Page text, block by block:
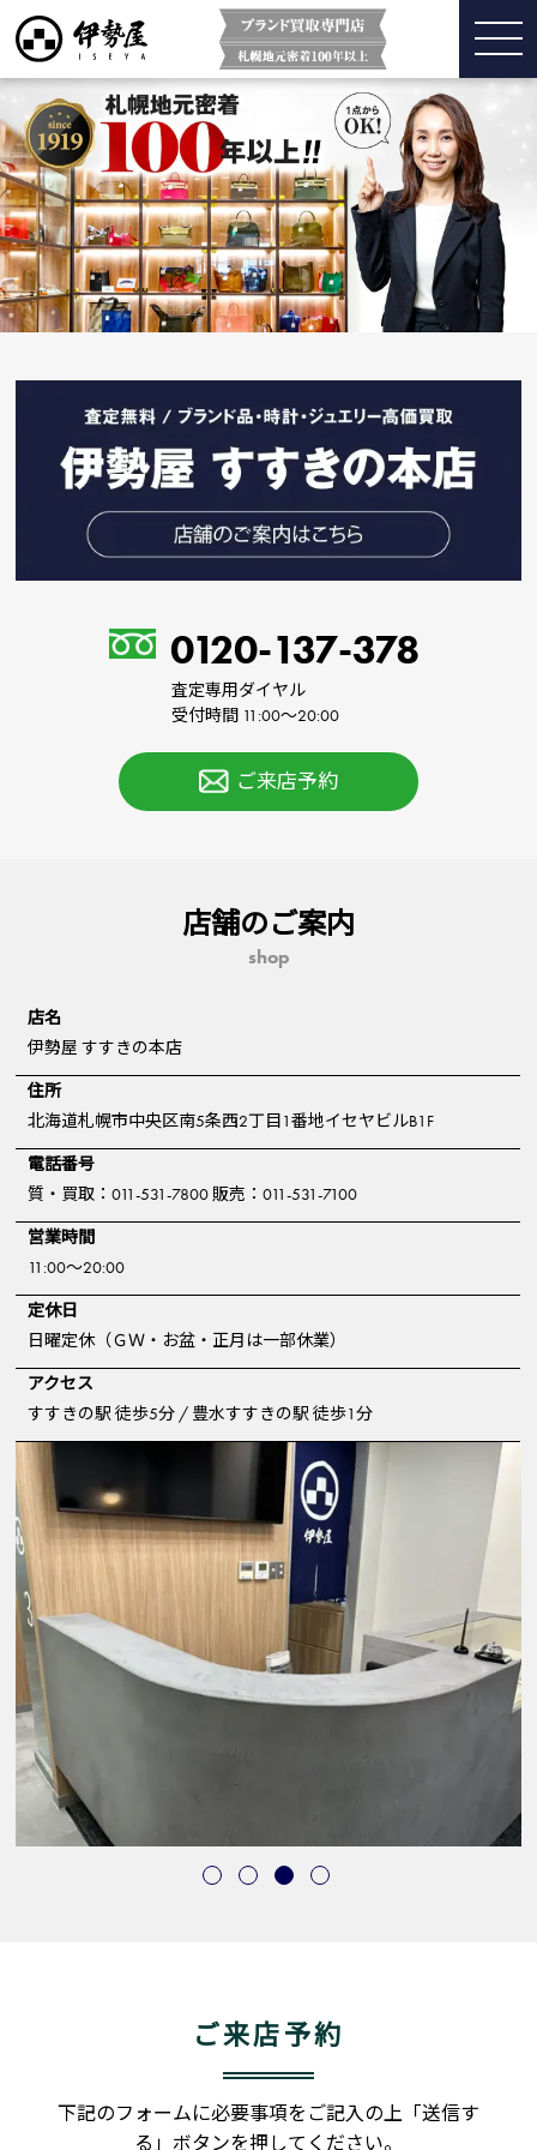
0120-137-378
査定専用ダイヤル
受付時間 11:00～20:00
ご来店予約
店舗のご案内
shop
店名
伊勢屋 すすきの本店
住所
北海道札幌市中央区南5条西2丁目1番地イセヤビルB1F
電話番号
質・買取：011-531-7800 販売：011-531-7100
営業時間
11:00～20:00
定休日
日曜定休（ＧＷ・お盆・正月は一部休業）
アクセス
すすきの駅 徒歩5分 / 豊水すすきの駅 徒歩1分
ご来店予約
下記のフォームに必要事項をご記入の上「送信す
る」ボタンを押してください。